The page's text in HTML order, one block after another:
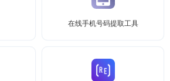
在线手机号码提取工具